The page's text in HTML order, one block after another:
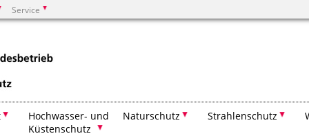
Service
Hochwasser- und
Küstenschutz
Naturschutz Strahlenschutz